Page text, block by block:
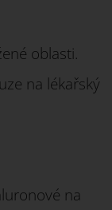
oblasti.
na lékařský
na